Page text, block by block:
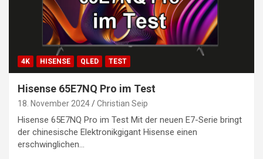
4K HISENSE QLED TEST
Hisense 65E7NQ Pro im Test
18. November 2024 Christian Seip
Hisense 65E7NQ Pro im Test Mit der neuen E7-Serie bringt
der chinesische Elektronikgigant Hisense einen
erschwinglichen…